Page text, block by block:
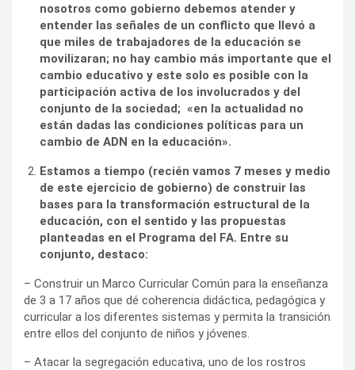
nosotros como gobierno debemos atender y
entender las señales de un conflicto que llevó a
que miles de trabajadores de la educación se
movilizaran; no hay cambio más importante que el
cambio educativo y este solo es posible con la
participación activa de los involucrados y del
conjunto de la sociedad; «en la actualidad no
están dadas las condiciones políticas para un
cambio de ADN en la educación».
Estamos a tiempo (recién vamos 7 meses y medio
de este ejercicio de gobierno) de construir las
bases para la transformación estructural de la
educación, con el sentido y las propuestas
planteadas en el Programa del FA. Entre su
conjunto, destaco:
– Construir un Marco Curricular Común para la enseñanza
de 3 a 17 años que dé coherencia didáctica, pedagógica y
curricular a los diferentes sistemas y permita la transición
entre ellos del conjunto de niños y jóvenes.
– Atacar la segregación educativa, uno de los rostros